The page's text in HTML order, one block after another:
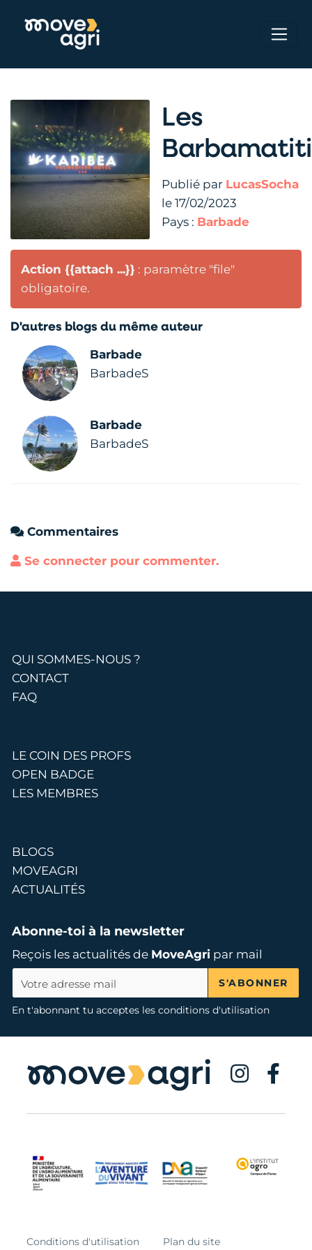
Les
Publié par LucasSocha
le 17/02/2023
Pays : Barbade
Action {{attach ...}} : paramètre "file"
obligatoire.
D'autres blogs du même auteur
Barbade
BarbadeS
Barbade
BarbadeS
Commentaires
Se connecter pour commenter.
QUI SOMMES-NOUS ?
CONTACT
FAQ
LE COIN DES PROFS
OPEN BADGE
LES MEMBRES
BLOGS
MOVEAGRI
ACTUALITÉS
Abonne-toi à la newsletter
Reçois les actualités de MoveAgripar mail
S'ABONNER
En t'abonnant tu acceptes les conditions d'utilisation
Conditions d'utilisation Plan du site